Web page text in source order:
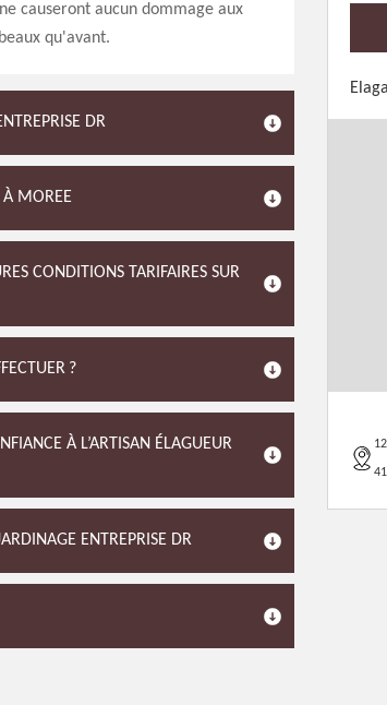
causeront aucun dommage aux
qu'avant.
DR
À MOREE
CONDITIONS TARIFAIRES SUR
?
À L’ARTISAN ÉLAGUEUR
ENTREPRISE DR